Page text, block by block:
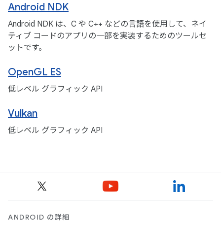
Android NDK
Android NDK は、C や C++ などの言語を使用して、ネイ
ティブ コードのアプリの一部を実装するためのツールセ
ットです。
OpenGL ES
低レベル グラフィック API
Vulkan
低レベル グラフィック API
ANDROID の詳細